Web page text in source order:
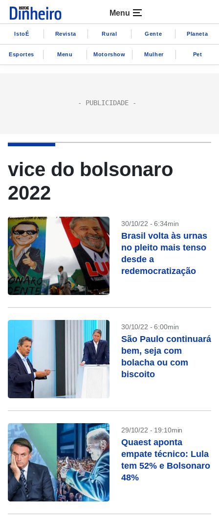
Menu
IstoÉ Revista Rural Gente Planeta
Esportes Menu Motorshow Mulher Pet
vice do bolsonaro
2022
30/10/22 - 6:34min
Brasil volta às urnas
no pleito mais tenso
desde a
redemocratização
30/10/22 - 6:00min
São Paulo continuará
bem, seja com
bolacha ou com
biscoito
29/10/22 - 19:10min
Quaest aponta
empate técnico: Lula
tem 52% e Bolsonaro
48%